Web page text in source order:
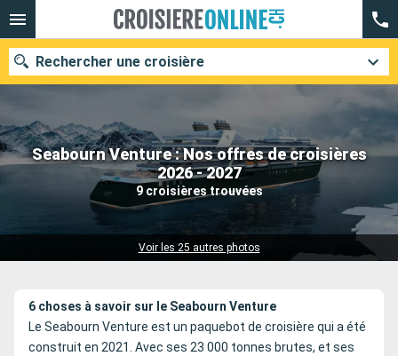
Seabourn Venture : Nos offres de croisières
2026 - 2027
9 croisières trouvées
Voir les 25 autres photos
Rechercher une croisière
Nos destinations
Mois de départ
Compagnies
6 choses à savoir sur le Seabourn Venture
Le Seabourn Venture est un paquebot de croisière qui a été
construit en 2021. Avec ses 23 000 tonnes brutes, et ses